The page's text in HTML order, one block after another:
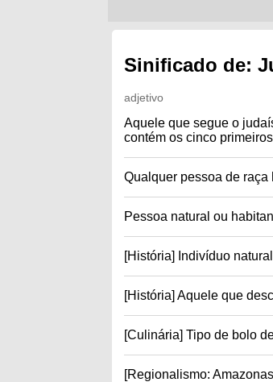
Sinificado de:
adjetivo
Aquele que segue o
contém os cinco
Qualquer pessoa de raça
Pessoa natural ou
[História] Indivíduo
[História] Aquele que
[Culinária] Tipo de bolo
[Regionalismo: